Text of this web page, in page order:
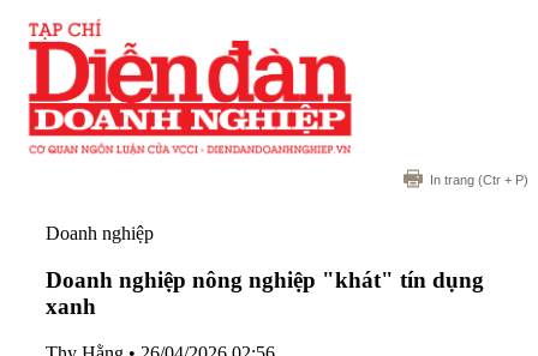
In trang (Ctr + P)
Doanh nghiệp
Doanh nghiệp nông nghiệp "khát" tín dụng
xanh